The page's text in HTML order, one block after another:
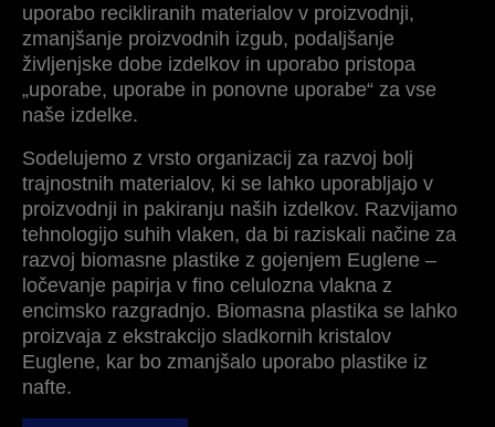
uporabo recikliranih materialov v proizvodnji,
zmanjšanje proizvodnih izgub, podaljšanje
življenjske dobe izdelkov in uporabo pristopa
„uporabe, uporabe in ponovne uporabe“ za vse
naše izdelke.
Sodelujemo z vrsto organizacij za razvoj bolj
trajnostnih materialov, ki se lahko uporabljajo v
proizvodnji in pakiranju naših izdelkov. Razvijamo
tehnologijo suhih vlaken, da bi raziskali načine za
razvoj biomasne plastike z gojenjem Euglene –
ločevanje papirja v fino celulozna vlakna z
encimsko razgradnjo. Biomasna plastika se lahko
proizvaja z ekstrakcijo sladkornih kristalov
Euglene, kar bo zmanjšalo uporabo plastike iz
nafte.